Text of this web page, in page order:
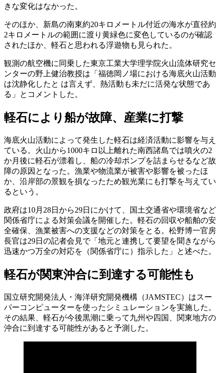
きな変化はなかった。
そのほか、新島の南東約20キロメートル付近の海水が直径約
2キロメートルの範囲に渡り黄緑色に変色しているのが確認
されたほか、軽石と思われる浮遊物も見られた。
観測の航空機に同乗した東京工業大学理学院火山流体研究セ
ンターの野上健治教授は「福徳岡ノ場における海底火山活動
は沈静化したと は言えず、熱活動も未だに活発な状態であ
る」とコメントした。
軽石により船が故障、産業に打撃
海底火山活動によって発生した軽石は経済活動に影響を与え
ている。火山から1000キロ以上離れた南西諸島では噴火の2
か月後に軽石が漂着し、船の冷却ポンプを詰まらせるなど故
障の原因となった。漁業や物流業が被害や影響を被ったほ
か、沿岸部の景観を損なったため観光業にも打撃を与えてい
るという。
政府は10月28日から29日にかけて、国土交通省や環境省など
関係省庁による対策会議を開催した。軽石の回収や船舶の安
全確保、漁業被害への支援などの対策をとる。松野博一官房
長官は29日の記者会見で「地元と連携して要望を聞きながら
迅速かつ万全の対応を（関係省庁に）指示した」と述べた。
軽石が関東沖合に到達する可能性も
国立研究開発法人・海洋研究開発機構（JAMSTEC）はスー
パーコンピューターを使ったシミュレーションを実施した。
その結果、軽石が今後黒潮に乗って九州や四国、関東地方の
沖合に到達する可能性があると予測した。